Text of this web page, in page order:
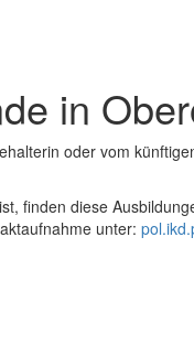
in
oder vom
finden diese
unter: